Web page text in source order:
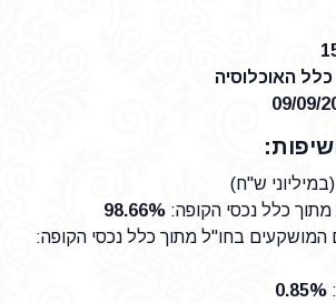
כלל האוכלוסיה
09/09/
(במיליוני ש"ח)
כלל נכסי הקופה:
98.66%
המושקעים בחו"ל מתוך כלל נכסי הקופה:
:
0.85%